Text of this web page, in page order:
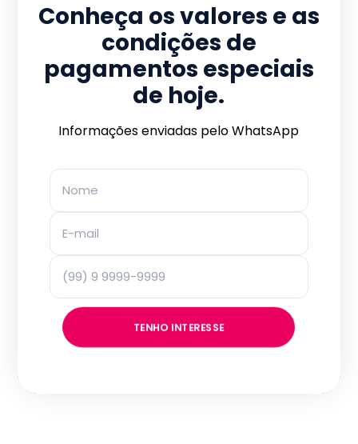
Conheça os valores e as
condições de
pagamentos especiais
de hoje.
Informações enviadas pelo WhatsApp
TENHO INTERESSE